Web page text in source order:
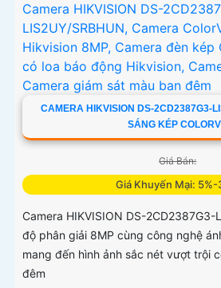
CAMERA HIKVISION DS-2CD2387G3-
SÁNG KÉP
Giá Bán:
Giá Khuyến Mại: 5%-
Camera HIKVISION DS-2CD2387G3-
độ phân giải 8MP cùng công nghệ
mang đến hình ảnh sắc nét vượt trội
đêm